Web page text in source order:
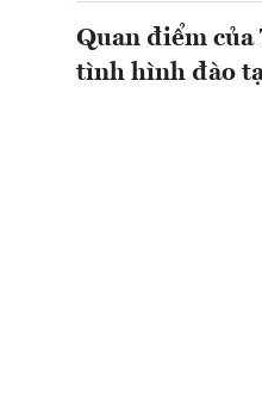
Quan điểm của
tình hình đào